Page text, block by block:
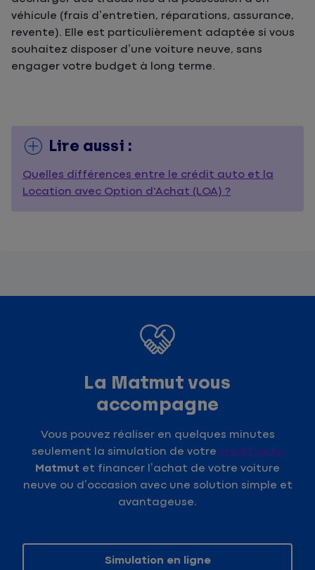
véhicule (frais d’entretien, réparations, assurance,
revente). Elle est particulièrement adaptée si vous
souhaitez disposer d’une voiture neuve, sans
engager votre budget à long terme.
Lire aussi :
Quelles différences entre le crédit auto et la
Location avec Option d'Achat (LOA) ?
La Matmut vous
accompagne
Vous pouvez réaliser en quelques minutes
seulement la simulation de votre crédit auto
Matmut et financer l’achat de votre voiture
neuve ou d’occasion avec une solution simple et
avantageuse.
Simulation en ligne